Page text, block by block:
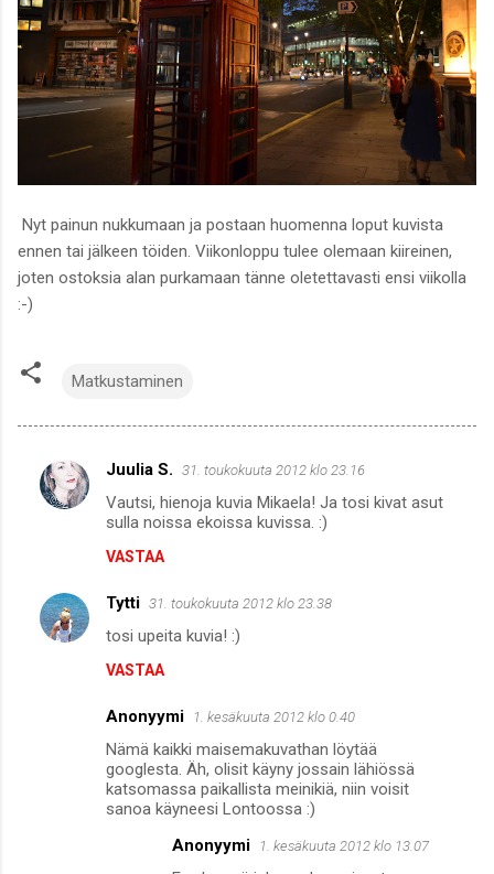
Nyt painun nukkumaan ja postaan huomenna loput kuvista
ennen tai jälkeen töiden. Viikonloppu tulee olemaan kiireinen,
joten ostoksia alan purkamaan tänne oletettavasti ensi viikolla
:-)
Matkustaminen
K
o
e
n
Juulia S. 31. toukokuuta 2012 klo 23.16
Vautsi, hienoja kuvia Mikaela! Ja tosi kivat asut
sulla noissa ekoissa kuvissa. :)
VASTAA
Tytti 31. toukokuuta 2012 klo 23.38
tosi upeita kuvia! :)
VASTAA
Anonyymi 1. kesäkuuta 2012 klo 0.40
Nämä kaikki maisemakuvathan löytää
googlesta. Äh, olisit käyny jossain lähiössä
katsomassa paikallista meinikiä, niin voisit
sanoa käyneesi Lontoossa :)
Anonyymi
1. kesäkuuta 2012 klo 13.07